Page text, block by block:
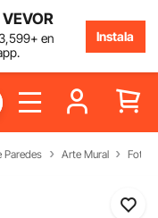
+ en
Instala
Paredes Arte Mural